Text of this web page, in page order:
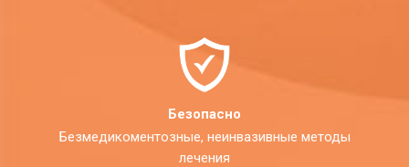
Безопасно
Безмедикоментозные, неинвазивные методы
лечения